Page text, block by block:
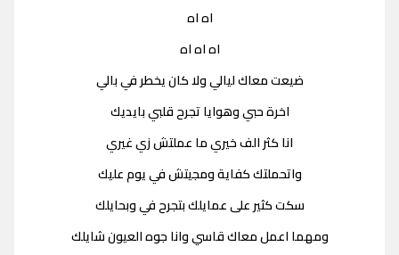
اه اه
اه اه اه
ضيعت معاك ليالي ولا كان يخطر في بالي
اخرة حبي وهوايا تجرح قلبي بايديك
انا كثر الف خيري ما عملتش زي غيري
واتحملتك كفاية ومجيتش في يوم عليك
سكت كثير على عمايلك بتجرح في وبحايلك
ومهما اعمل معاك قاسي وانا جوه العيون شايلك